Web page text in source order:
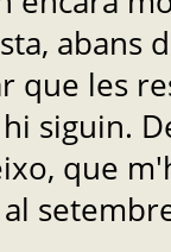
abans
que les
siguin.
que